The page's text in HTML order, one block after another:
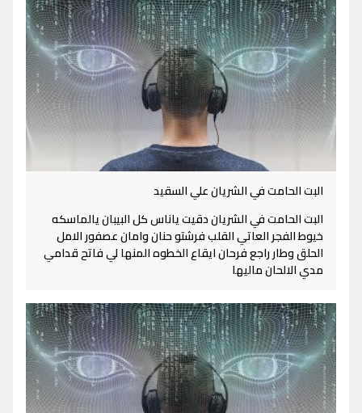
البت الحامت في الشريان علي السقيد
البت الحامت في الشريان دقيت ياناس كل البيبان يالماسكه
خيوط الفجر العاتي القلب فرشتو حنان وامان عصفور الامل
الحلق وطار راجع فرحان ايقاع الخطوه المنها لي فاتح قدامي
مدي الالحان ماليها